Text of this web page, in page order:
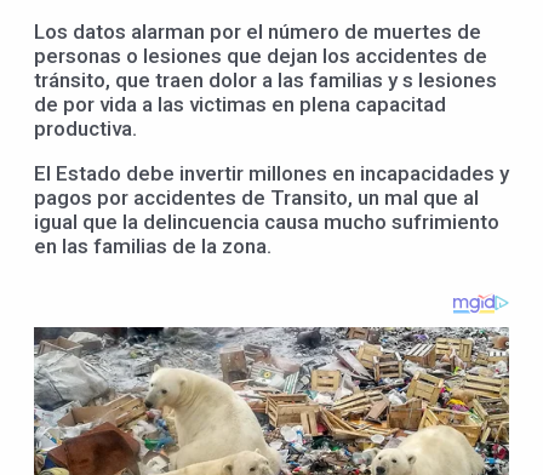
Los datos alarman por el número de muertes de
personas o lesiones que dejan los accidentes de
tránsito, que traen dolor a las familias y s lesiones
de por vida a las victimas en plena capacitad
productiva.
El Estado debe invertir millones en incapacidades y
pagos por accidentes de Transito, un mal que al
igual que la delincuencia causa mucho sufrimiento
en las familias de la zona.